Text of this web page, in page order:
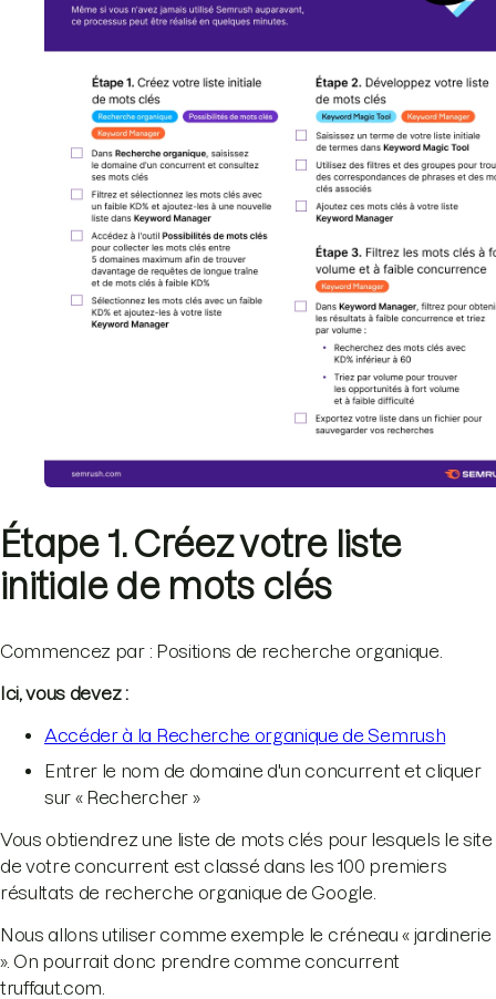
Étape 1. Créez votre liste
initiale de mots clés
Commencez par : Positions de recherche organique.
Ici, vous devez :
Accéder à la Recherche organique de Semrush
Entrer le nom de domaine d'un concurrent et cliquer
sur « Rechercher »
Vous obtiendrez une liste de mots clés pour lesquels le site
de votre concurrent est classé dans les 100 premiers
résultats de recherche organique de Google.
Nous allons utiliser comme exemple le créneau « jardinerie
». On pourrait donc prendre comme concurrent
truffaut.com.